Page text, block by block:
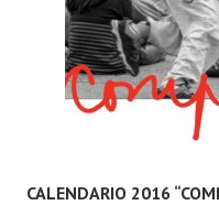
CALENDARIO 2016